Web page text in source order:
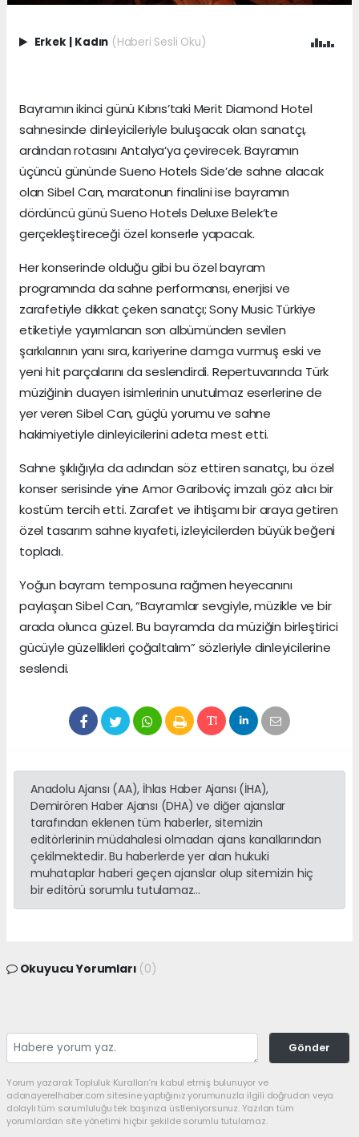
Erkek Kadın (Haberi Sesli Oku)
Bayramın ikinci günü Kıbrıs’taki Merit Diamond Hotel
sahnesinde dinleyicileriyle buluşacak olan sanatçı,
ardından rotasını Antalya’ya çevirecek. Bayramın
üçüncü gününde Sueno Hotels Side’de sahne alacak
olan Sibel Can, maratonun finalini ise bayramın
dördüncü günü Sueno Hotels Deluxe Belek’te
gerçekleştireceği özel konserle yapacak.
Her konserinde olduğu gibi bu özel bayram
programında da sahne performansı, enerjisi ve
zarafetiyle dikkat çeken sanatçı; Sony Music Türkiye
etiketiyle yayımlanan son albümünden sevilen
şarkılarının yanı sıra, kariyerine damga vurmuş eski ve
yeni hit parçalarını da seslendirdi. Repertuvarında Türk
müziğinin duayen isimlerinin unutulmaz eserlerine de
yer veren Sibel Can, güçlü yorumu ve sahne
hakimiyetiyle dinleyicilerini adeta mest etti.
Sahne şıklığıyla da adından söz ettiren sanatçı, bu özel
konser serisinde yine Amor Gariboviç imzalı göz alıcı bir
kostüm tercih etti. Zarafet ve ihtişamı bir araya getiren
özel tasarım sahne kıyafeti, izleyicilerden büyük beğeni
topladı.
Yoğun bayram temposuna rağmen heyecanını
paylaşan Sibel Can, “Bayramlar sevgiyle, müzikle ve bir
arada olunca güzel. Bu bayramda da müziğin birleştirici
gücüyle güzellikleri çoğaltalım” sözleriyle dinleyicilerine
seslendi.
Anadolu Ajansı (AA), İhlas Haber Ajansı (İHA),
Demirören Haber Ajansı (DHA) ve diğer ajanslar
tarafından eklenen tüm haberler, sitemizin
editörlerinin müdahalesi olmadan ajans kanallarından
çekilmektedir. Bu haberlerde yer alan hukuki
muhataplar haberi geçen ajanslar olup sitemizin hiç
bir editörü sorumlu tutulamaz...
Okuyucu Yorumları (0)
Gönder
Yorum yazarak Topluluk Kuralları’nı kabul etmiş bulunuyor ve
adanayerelhaber.com sitesine yaptığınız yorumunuzla ilgili doğrudan veya
dolaylı tüm sorumluluğu tek başınıza üstleniyorsunuz. Yazılan tüm
yorumlardan site yönetimi hiçbir şekilde sorumlu tutulamaz.